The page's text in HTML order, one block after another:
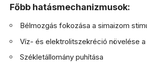
Főbb hatásmechanizmusok:
Bélmozgás fokozása a simaizom
Víz- és elektrolitszekréció növelése a
Székletállomány puhítása